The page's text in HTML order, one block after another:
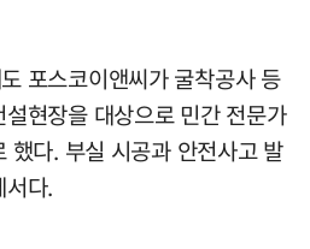
포스코이앤씨가 굴착공사 등
현장을 대상으로 민간 전문가
했다. 부실 시공과 안전사고 발
다.